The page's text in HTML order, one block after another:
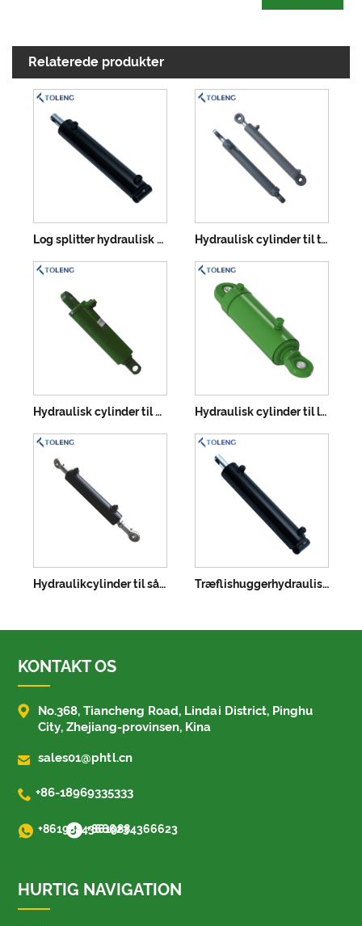
Relaterede produkter
Log splitter hydraulisk cylinder Hydraulisk cylinder til traktor
Hydraulisk cylinder til ensilagebiller Hydraulisk cylinder til landbrug kombinerer Harvester
Hydraulikcylinder til såmaskine Træflishuggerhydraulisk cylinder
KONTAKT OS

No.368, Tiancheng Road, Lindai District, Pinghu
City, Zhejiang-provinsen, Kina
 sales01@phtl.cn
 +86-18969335333
+8619884366623+8619884366623
HURTIG NAVIGATION